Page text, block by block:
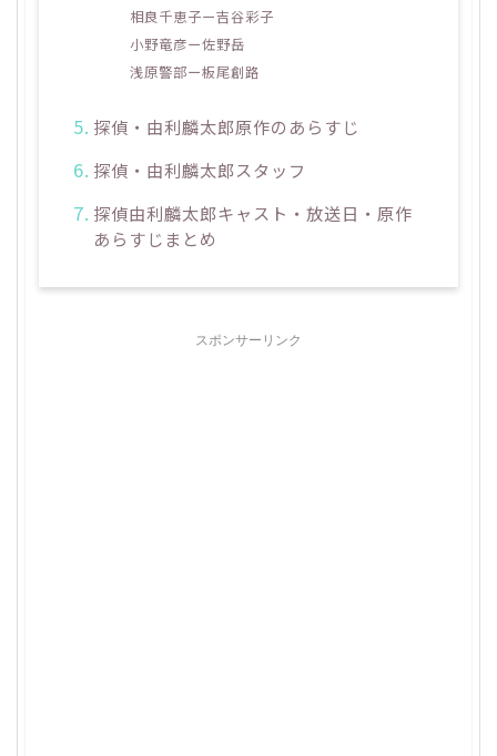
相良千恵子ー吉谷彩子
小野竜彦ー佐野岳
浅原警部ー板尾創路
探偵・由利麟太郎原作のあらすじ
探偵・由利麟太郎スタッフ
探偵由利麟太郎キャスト・放送日・原作
あらすじまとめ
スポンサーリンク